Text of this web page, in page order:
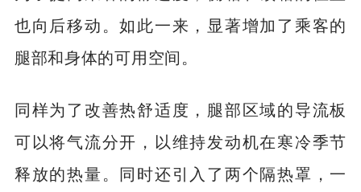
也向后移动。如此一来，显著增加了乘客的
腿部和身体的可用空间。
同样为了改善热舒适度，腿部区域的导流板
可以将气流分开，以维持发动机在寒冷季节
释放的热量。同时还引入了两个隔热罩，一